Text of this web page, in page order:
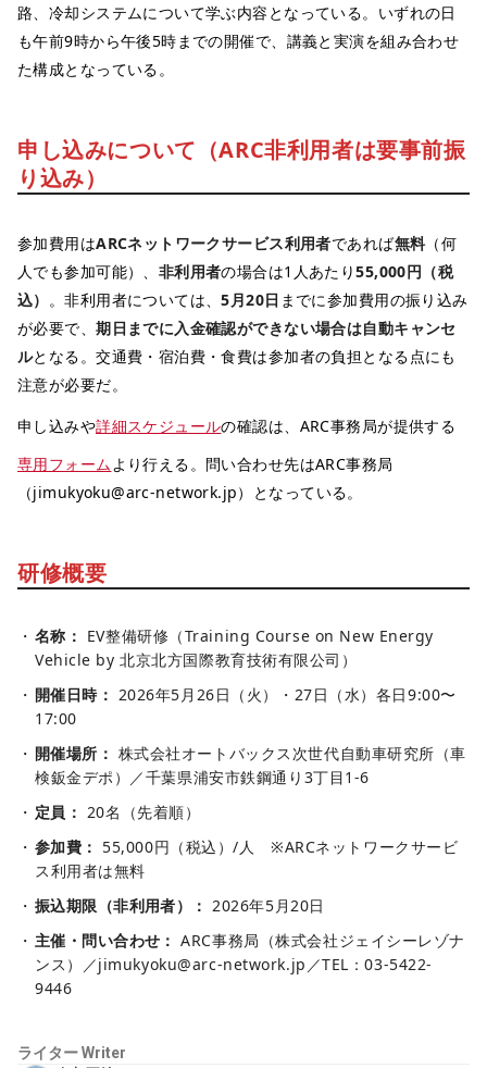
路、冷却システムについて学ぶ内容となっている。いずれの日
も午前9時から午後5時までの開催で、講義と実演を組み合わせ
た構成となっている。
申し込みについて（ARC非利用者は要事前振
り込み）
参加費用はARCネットワークサービス利用者であれば無料（何
人でも参加可能）、 非利用者の場合は1人あたり55,000円（税
込） 。非利用者については、5月20日 までに参加費用の振り込み
が必要で、期日までに入金確認ができない場合は自動キャンセ
ルとなる。交通費・宿泊費・食費は参加者の負担となる点にも
注意が必要だ。
申し込みや詳細スケジュールの確認は、ARC事務局が提供する
専用フォームより行える。問い合わせ先はARC事務局
（jimukyoku@arc-network.jp）となっている。
研修概要
名称： EV整備研修（Training Course on New Energy
Vehicle by 北京北方国際教育技術有限公司）
開催日時： 2026年5月26日（火）・27日（水）各日9:00〜
17:00
開催場所： 株式会社オートバックス次世代自動車研究所（車
検鈑金デポ）／千葉県浦安市鉄鋼通り3丁目1-6
定員： 20名（先着順）
参加費： 55,000円（税込）/人 ※ARCネットワークサービ
ス利用者は無料
振込期限（非利用者）： 2026年5月20日
主催・問い合わせ： ARC事務局（株式会社ジェイシーレゾナ
ンス）／jimukyoku@arc-network.jp／TEL：03-5422-
9446
ライターWriter